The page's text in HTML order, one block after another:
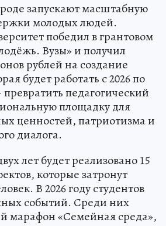
запускают масштабную
молодых людей.
победил в грантовом
Вузы» и получил
рублей на создание
будет работать с 2026 по
превратить педагогический
площадку для
ценностей, патриотизма и
диалога.
лет будет реализовано 15
которые затронут
В 2026 году студентов
событий. Среди них
марафон «Семейная среда»,